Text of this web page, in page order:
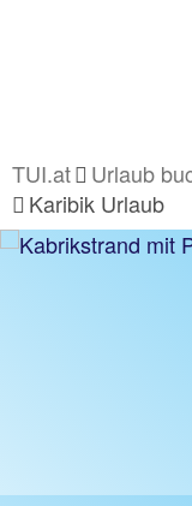
TUI.at Urlaub
Karibik Urlaub